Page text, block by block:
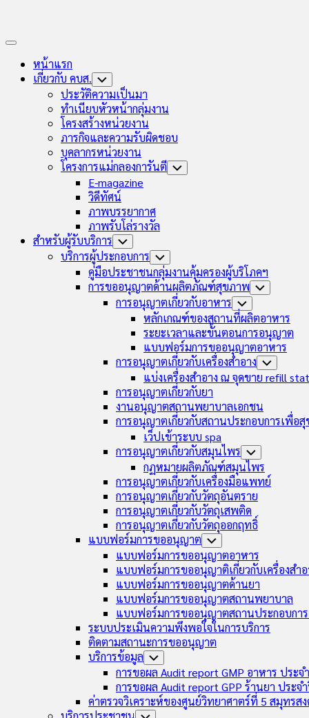
Expand
หน้าแรก
เกี่ยวกับ คบส. Toggle
Child
Menu
ประวัติความเป็นมา
ทำเนียบหัวหน้ากลุ่มงาน
โครงสร้างหน่วยงาน
ภารกิจและความรับผิดชอบ
บุคลากรหน่วยงาน
โครงการแม่กลองการันตี Toggle
E-magazine
วิดีทัศน์
ภาพบรรยากาศ
ภาพรับโล่รางวัล
สำหรับผู้รับบริการ Toggle
Child
Menu
บริการผู้ประกอบการ Toggle
Child
Menu
คู่มือประชาชนกลุ่มงานคุ้มครองผู้บริโภคฯ
การขออนุญาตด้านผลิตภัณฑ์สุขภาพ Toggle
การอนุญาตเกี่ยวกับอาหาร Toggle
Child
Menu
หลักเกณฑ์ของสถานที่ผลิตอาหาร
ระยะเวลาและขั้นตอนการอนุญาต
แบบฟอร์มการขออนุญาตอาหาร
การอนุญาตเกี่ยวกับเครื่องสำอาง Toggle
Child
Menu
แบ่งเครื่องสำอาง ณ จุดขาย refill
การอนุญาตเกี่ยวกับยา
งานอนุญาตสถานพยาบาลเอกชน
การอนุญาตเกี่ยวกับสถานประกอบการเพื่อ
เว็ปเข้าระบบ spa
การอนุญาตเกี่ยวกับสมุนไพร Toggle
Child
Menu
กฏหมายผลิตภัณฑ์สมุนไพร
การอนุญาตเกี่ยวกับเครื่องมือแพทย์
การอนุญาตเกี่ยวกับวัตถุอันตราย
การอนุญาตเกี่ยวกับวัตถุเสพติด
การอนุญาตเกี่ยวกับวัตถุออกฤทธิ์
แบบฟอร์มการขออนุญาต Toggle
Child
Menu
แบบฟอร์มการขออนุญาตอาหาร
แบบฟอร์มการขออนุญาติเกี่ยวกับเครื่องสำอ
แบบฟอร์มการขออนุญาตด้านยา
แบบฟอร์มการขออนุญาตสถานพยาบาล
แบบฟอร์มการขออนุญาตสถานประกอบกา
ระบบประเมินความพึงพอใจในการบริการ
ติดตามสถานะการขออนุญาต
บริการข้อมูล Toggle
Child
Menu
การขอผล Audit report GMP อาหาร ประจ
การขอผล Audit report GPP ร้านยา ประจ
ค่าตรวจวิเคราะห์ของศูนย์วิทยาศาตร์ที่ 5 สมุทรสง